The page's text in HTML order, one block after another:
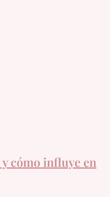
cómo influye en